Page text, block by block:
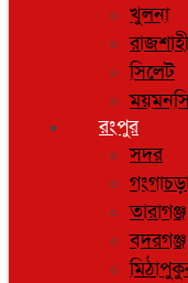
খুলনা
রাজশাহী
সিলেট
রংপুর
সদর
তারাগঞ্জ
বদরগঞ্জ